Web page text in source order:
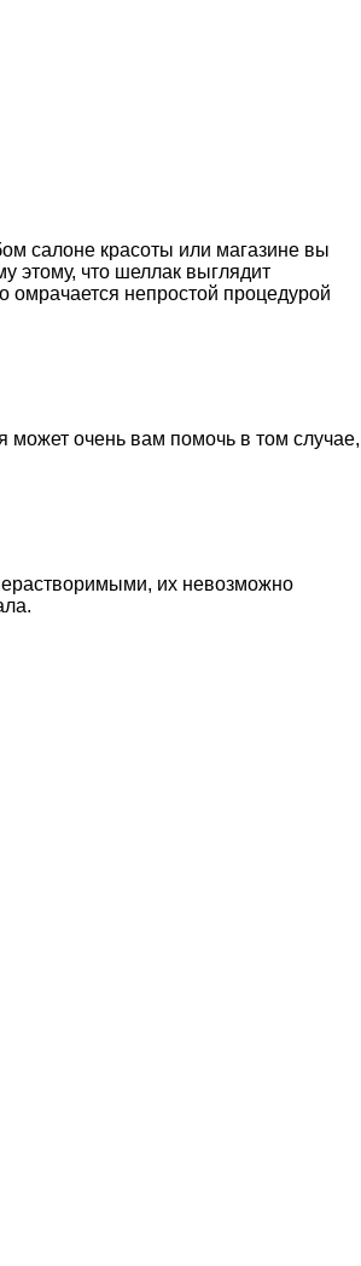
салоне красоты или магазине вы
этому, что шеллак выглядит
омрачается непростой процедурой
может очень вам помочь в том случае,
их невозможно